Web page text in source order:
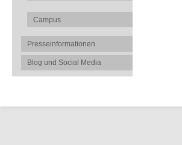
Campus
Presseinformationen
Blog und Social Media